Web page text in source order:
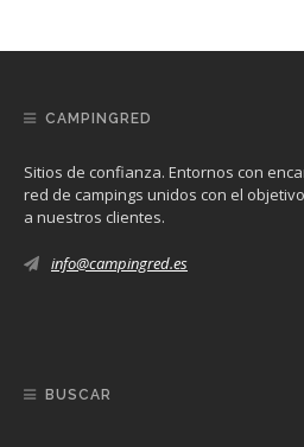
CAMPINGRED
Sitios de confianza. Entornos con
red de campings unidos con el
a nuestros clientes.
info@campingred.es
BUSCAR